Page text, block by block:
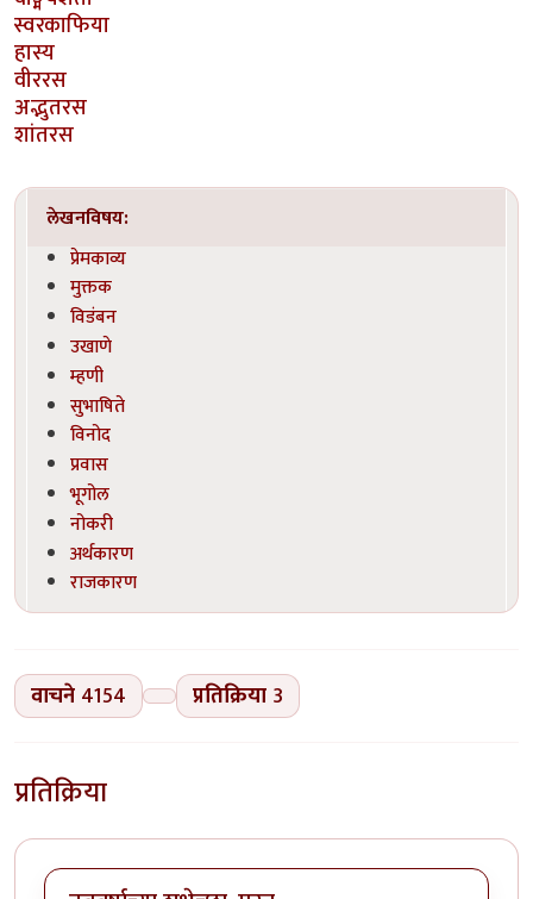
स्वरकाफिया
हास्य
वीररस
अद्भुतरस
शांतरस
लेखनविषय:
प्रेमकाव्य
मुक्तक
विडंबन
उखाणे
म्हणी
सुभाषिते
विनोद
प्रवास
भूगोल
नोकरी
अर्थकारण
राजकारण
वाचने 4154 प्रतिक्रिया 3
प्रतिक्रिया